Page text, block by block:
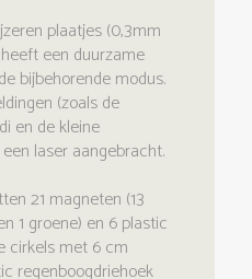
plaatjes (0,3mm
een duurzame
bijbehorende modus.
(zoals de
en de kleine
laser aangebracht.
21 magneten (13
1 groene) en 6 plastic
cirkels met 6 cm
regenboogdriehoek